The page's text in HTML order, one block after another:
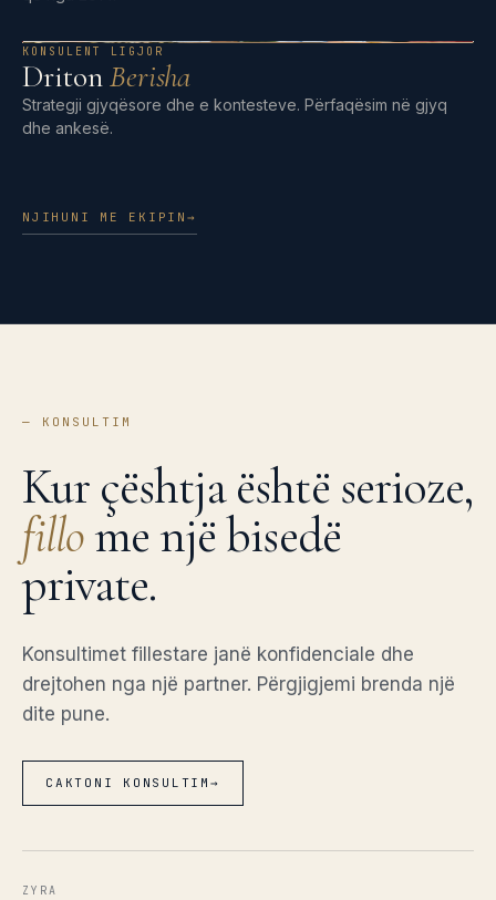
KONSULENT LIGJOR
DritonBerisha
Strategji gjyqësore dhe e kontesteve. Përfaqësim në gjyq
dhe ankesë.
NJIHUNI ME EKIPIN →
— KONSULTIM
Kur çështja është serioze,
fillome një bisedë
private.
Konsultimet fillestare janë konfidenciale dhe
drejtohen nga një partner. Përgjigjemi brenda një
dite pune.
CAKTONI KONSULTIM →
ZYRA